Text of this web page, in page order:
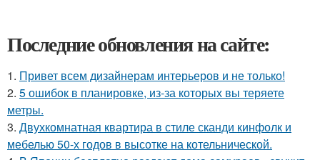
Последние обновления на сайте:
1. Привет всем дизайнерам интерьеров и не только!
2. 5 ошибок в планировке, из-за которых вы теряете
метры.
3. Двухкомнатная квартира в стиле сканди кинфолк и
мебелью 50-х годов в высотке на котельнической.